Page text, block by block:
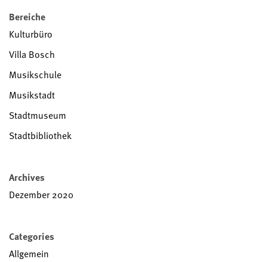
Bereiche
Kulturbüro
Villa Bosch
Musikschule
Musikstadt
Stadtmuseum
Stadtbibliothek
Archives
Dezember 2020
Categories
Allgemein